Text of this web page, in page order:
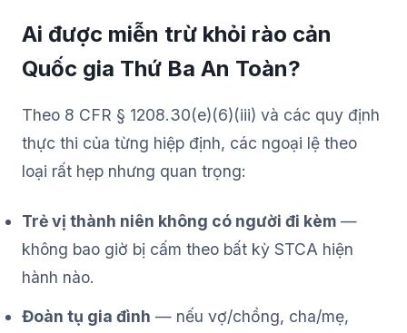
Ai được miễn trừ khỏi rào cản
Quốc gia Thứ Ba An Toàn?
Theo 8 CFR § 1208.30(e)(6)(iii) và các quy định
thực thi của từng hiệp định, các ngoại lệ theo
loại rất hẹp nhưng quan trọng:
Trẻ vị thành niên không có người đi kèm —
không bao giờ bị cấm theo bất kỳ STCA hiện
hành nào.
Đoàn tụ gia đình — nếu vợ/chồng, cha/mẹ,